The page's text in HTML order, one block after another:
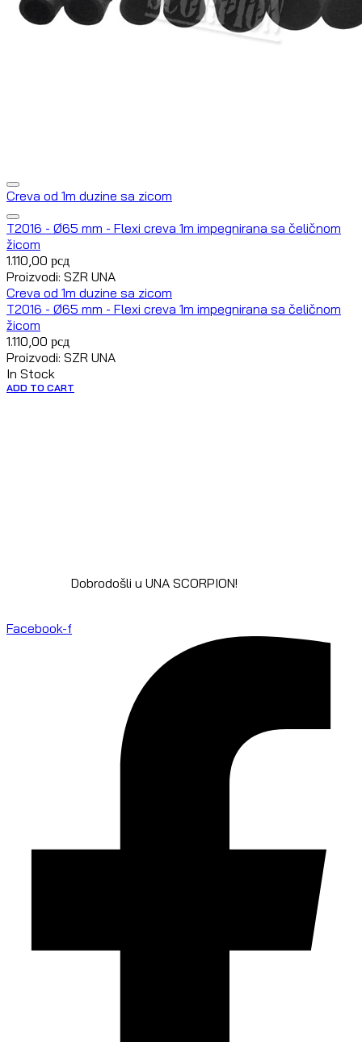
Creva od 1m duzine sa zicom
T2016 - Ø65 mm - Flexi creva 1m impegnirana sa čeličnom
žicom
1.110,00 рсд
Proizvodi: SZR UNA
Creva od 1m duzine sa zicom
T2016 - Ø65 mm - Flexi creva 1m impegnirana sa čeličnom
žicom
1.110,00 рсд
Proizvodi: SZR UNA
In Stock
ADD TO CART
Dobrodošli u UNA SCORPION!
Facebook-f